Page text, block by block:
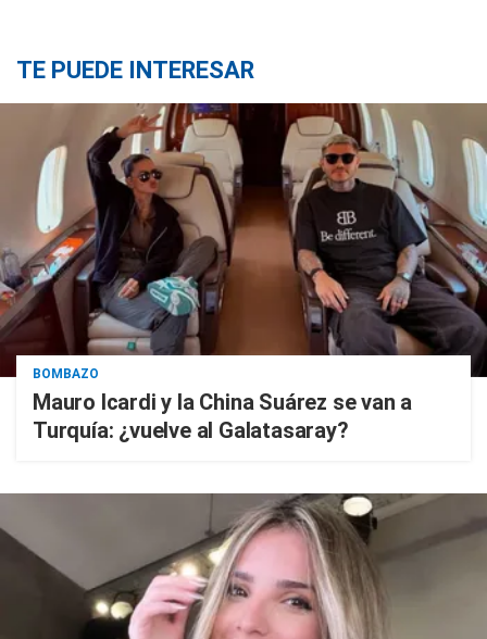
TE PUEDE INTERESAR
BOMBAZO
Mauro Icardi y la China Suárez se van a
Turquía: ¿vuelve al Galatasaray?